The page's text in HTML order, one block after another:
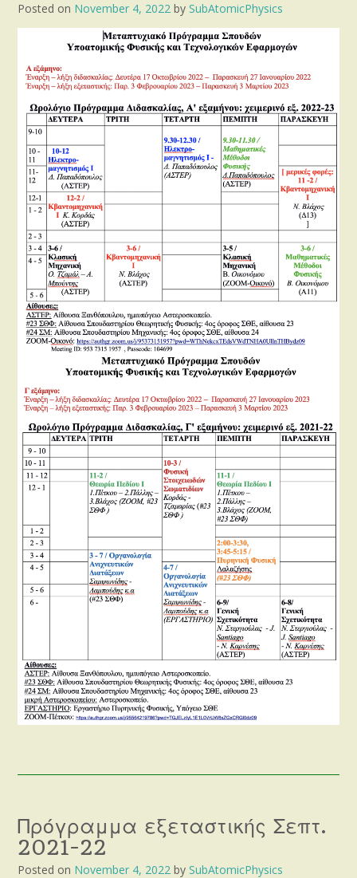
Posted on November 4, 2022 by SubAtomicPhysics
Πρόγραμμα εξεταστικής Σεπτ.
2021-22
Posted on November 4, 2022 by SubAtomicPhysics